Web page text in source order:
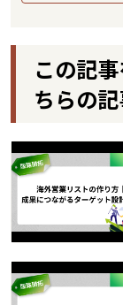
この記
ちらの